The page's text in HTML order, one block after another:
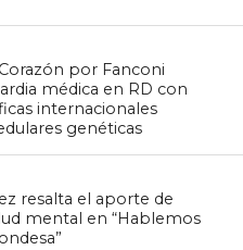
por Fanconi
médica en RD con
internacionales
genéticas
resalta el aporte de
mental en “Hablemos